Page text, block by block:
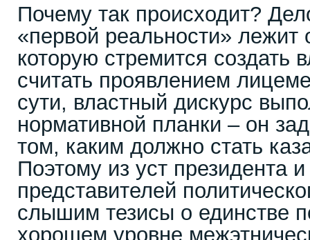
Почему так происходит?
«первой реальности» лежит
которую стремится создать
считать проявлением
сути, властный дискурс
нормативной планки – он
том, каким должно стать
Поэтому из уст президента и
представителей
слышим тезисы о единстве
хорошем уровне